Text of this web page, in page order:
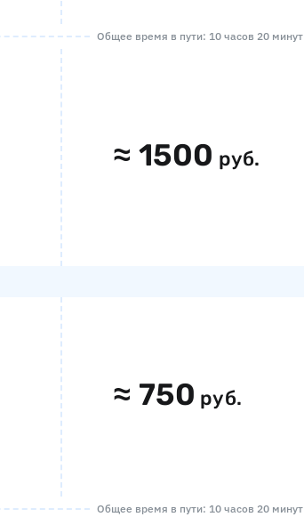
Общее время в пути: 10 часов 20 минут
≈1500 руб.
≈ 750 руб.
Общее время в пути: 10 часов 20 минут